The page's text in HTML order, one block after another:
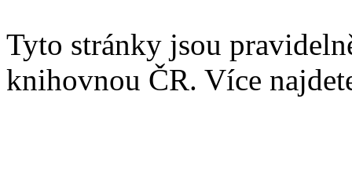
Tyto stránky jsou
knihovnou ČR. Více